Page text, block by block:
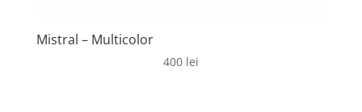
Mistral – Multicolor
400 lei